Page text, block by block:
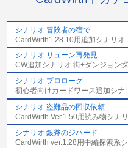
シナリオ 冒険者の宿で
CardWirth1.28.10用追加シナリオ
シナリオ リューン再発見
CW追加シナリオ 街+ダンジョン
シナリオ プロローグ
初心者向けカードワース追加シナ
シナリオ 盗難品の回収依頼
CardWirth Ver.1.50用読み物シナ
シナリオ 銀斧のジハード
CardWirth ver.1.28用中編探索系